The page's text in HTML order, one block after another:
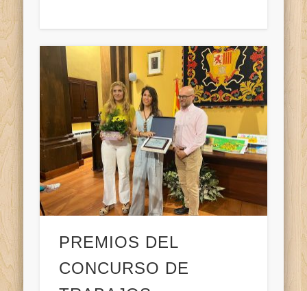
PREMIOS DEL
CONCURSO DE